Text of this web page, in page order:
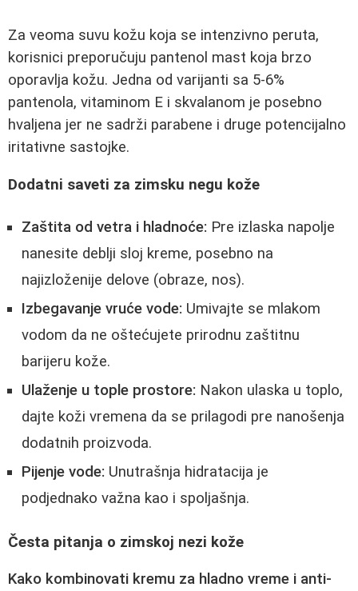
Za veoma suvu kožu koja se intenzivno peruta,
korisnici preporučuju pantenol mast koja brzo
oporavlja kožu. Jedna od varijanti sa 5-6%
pantenola, vitaminom E i skvalanom je posebno
hvaljena jer ne sadrži parabene i druge potencijalno
iritativne sastojke.
Dodatni saveti za zimsku negu kože
Zaštita od vetra i hladnoće: Pre izlaska napolje
nanesite deblji sloj kreme, posebno na
najizloženije delove (obraze, nos).
Izbegavanje vruće vode: Umivajte se mlakom
vodom da ne oštećujete prirodnu zaštitnu
barijeru kože.
Ulaženje u tople prostore: Nakon ulaska u toplo,
dajte koži vremena da se prilagodi pre nanošenja
dodatnih proizvoda.
Pijenje vode: Unutrašnja hidratacija je
podjednako važna kao i spoljašnja.
Česta pitanja o zimskoj nezi kože
Kako kombinovati kremu za hladno vreme i anti-